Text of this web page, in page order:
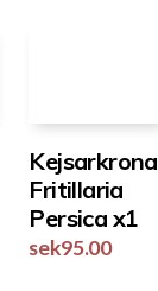
Kejsarkrona
Fritillaria
Persica x1
sek95.00